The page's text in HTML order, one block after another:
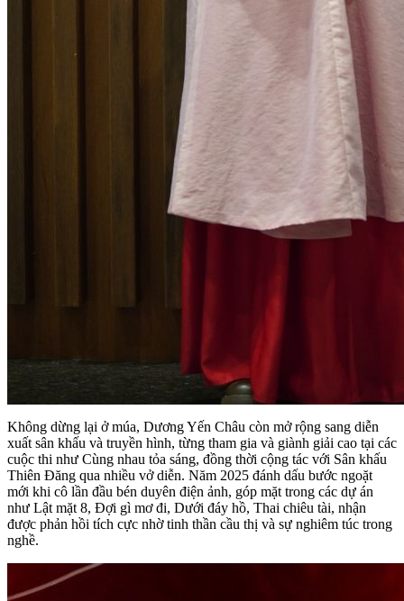
Không dừng lại ở múa, Dương Yến Châu còn mở rộng sang diễn
xuất sân khấu và truyền hình, từng tham gia và giành giải cao tại các
cuộc thi như Cùng nhau tỏa sáng, đồng thời cộng tác với Sân khấu
Thiên Đăng qua nhiều vở diễn. Năm 2025 đánh dấu bước ngoặt
mới khi cô lần đầu bén duyên điện ảnh, góp mặt trong các dự án
như Lật mặt 8, Đợi gì mơ đi, Dưới đáy hồ, Thai chiêu tài, nhận
được phản hồi tích cực nhờ tinh thần cầu thị và sự nghiêm túc trong
nghề.